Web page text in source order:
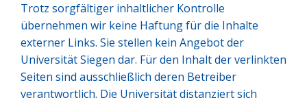
Trotz sorgfältiger inhaltlicher Kontrolle
übernehmen wir keine Haftung für die Inhalte
externer Links. Sie stellen kein Angebot der
Universität Siegen dar. Für den Inhalt der verlinkten
Seiten sind ausschließlich deren Betreiber
verantwortlich. Die Universität distanziert sich